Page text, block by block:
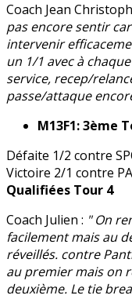
Coach Jean
pas encore sentir
intervenir
un 1/1 avec à
service, recep/
passe/attaque
M13F1: 3ème
Défaite 1/2 contre
Victoire 2/1 contre
Qualifiées Tour 4
Coach Julien : " On
facilement mais au
réveillés. contre
au premier mais on
deuxième. Le tie